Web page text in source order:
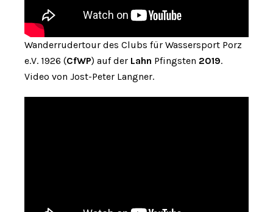
Wanderrudertour des Clubs für Wassersport Porz
e.V. 1926 (CfWP) auf der Lahn Pfingsten 2019.
Video von Jost-Peter Langner.